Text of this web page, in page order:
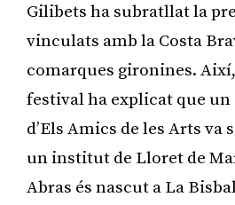
Gilibets ha subratllat la
vinculats amb la Costa
comarques gironines.
festival ha explicat que un
d’Els Amics de les Arts va
un institut de Lloret de
Abras és nascut a La